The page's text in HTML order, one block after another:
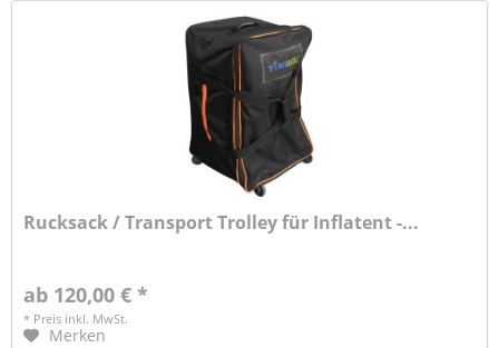
Rucksack / Transport Trolley für Inflatent -...
ab 120,00 € *
* Preis inkl. MwSt.
Merken